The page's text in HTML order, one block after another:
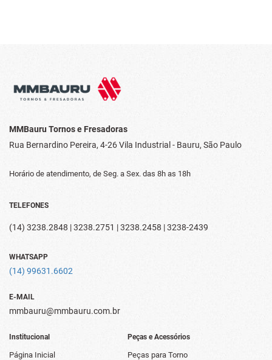
MMBauru Tornos e Fresadoras
Rua Bernardino Pereira, 4-26Vila Industrial - Bauru, São Paulo
Horário de atendimento, de Seg. a Sex. das 8h as 18h
TELEFONES
(14) 3238.2848 | 3238.2751 | 3238.2458 | 3238-2439
WHATSAPP
(14) 99631.6602
E-MAIL
mmbauru@mmbauru.com.br
Institucional
Página Inicial
Peças e Acessórios
Peças para Torno